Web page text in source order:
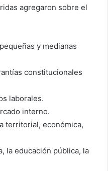
agregaron sobre el
y medianas
constitucionales
laborales.
interno.
territorial, económica,
la educación pública, la